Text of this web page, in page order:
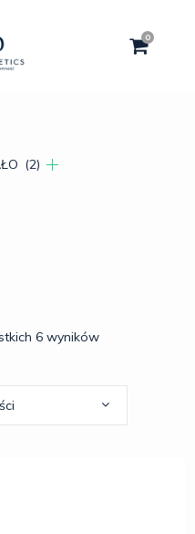
0
(2)
6 wyników